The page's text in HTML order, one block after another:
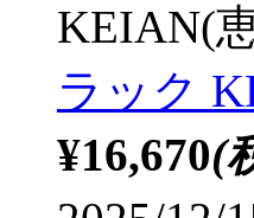
KEIAN(
ラック
¥16,670(